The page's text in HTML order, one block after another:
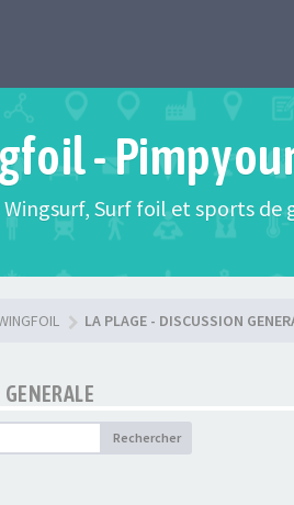
-
Surf foil et sports de
LA PLAGE - DISCUSSION
Rechercher